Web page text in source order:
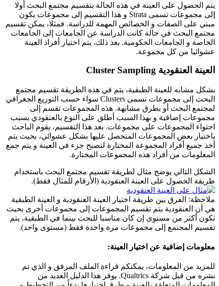
يتم الحصول على العينة في هذه الحالة بتقسيم مجتمع البحث أولا
إلى مجموعات تسمى Strata و هذا التقسيم إلى مجموعات يكون
مبني على الصفات و الخصائص المهمة للدراسة. فمثلا، يمكن تقسيم
مجتمع البحث في حالة كانت الدراسة عن الجامعات إلى الجامعات
الخاصة و الجامعات الحكومية. بعد ذلك، يتم اختيار أفراد العينة
عشوائيا من كل مجموعة.
العينة العنقودية Cluster Sampling
بشكل مشابه للعينة الطبقية، يتم في هذه الطريقة تقسيم مجتمع
البحث إلى مجموعات تسمى Clusters سواء حسب التوزيع الجغرافي
لمجتمع البحث أو بطرق مشابهة. هذه المجموعات تقسم إلى
مجموعات إضافية و بهذا السبب أطلق على النوع بالعنقودي بسبب
احتواء المجموعات على مجموعات. بعد هذا التقسيم، يقوم الباحث
باختيار بعض المجموعات المتحصل عليها بشكل عشوائي، بحيث يتم
أخذ جميع أفراد المجموعة المختارة لتصبح جزء في العينة و يتم جمع
المعلومات من أفراد هذه المجموعات المختارة.
الشكل التالي يوضح مثال لطريقة تقسيم مجتمع البحث باستخدام
طريقة الحصول على العينة العنقودية (الأرقام للمثال فقط).
ملاحظة: الفرق بين طريقة اختيار العينة العنقودية و العينة الطبقية
هي أن العنقودية يتم تقسيم المجموعات إلى مجموعات أخرى بحيث
تكون أكثر من مستوى إن كان مناسبا للبحث بينما في الطبقية، يتم
تقسيم المجتمع إلى مجموعات مرة واحدة فقط (مستوى واحد).
معلومات إضافية عن اختيار العينة:
للمزيد من المعلومات، يمكنكم قراءة الملف المرفق و الذي تم
نشره من قبل شركة Qualtrics. يوفر هذا الدليل العديد من